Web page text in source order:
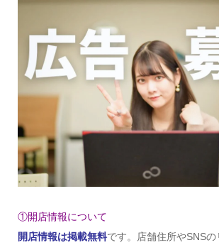
①開店情報について
開店情報は掲載無料です。店舗住所やSNSの